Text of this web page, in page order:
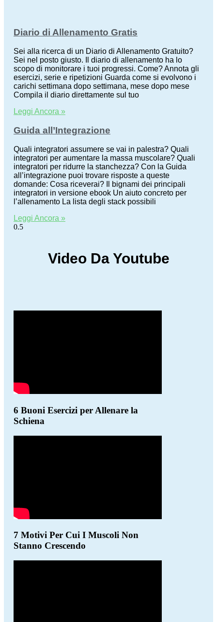
Diario di Allenamento Gratis
Sei alla ricerca di un Diario di Allenamento Gratuito?
Sei nel posto giusto. Il diario di allenamento ha lo
scopo di monitorare i tuoi progressi. Come? Annota gli
esercizi, serie e ripetizioni Guarda come si evolvono i
carichi settimana dopo settimana, mese dopo mese
Compila il diario direttamente sul tuo
Leggi Ancora »
Guida all’Integrazione
Quali integratori assumere se vai in palestra? Quali
integratori per aumentare la massa muscolare? Quali
integratori per ridurre la stanchezza? Con la Guida
all’integrazione puoi trovare risposte a queste
domande: Cosa riceverai? Il bignami dei principali
integratori in versione ebook Un aiuto concreto per
l’allenamento La lista degli stack possibili
Leggi Ancora »
Video Da Youtube
6 Buoni Esercizi per Allenare la
Schiena
7 Motivi Per Cui I Muscoli Non
Stanno Crescendo